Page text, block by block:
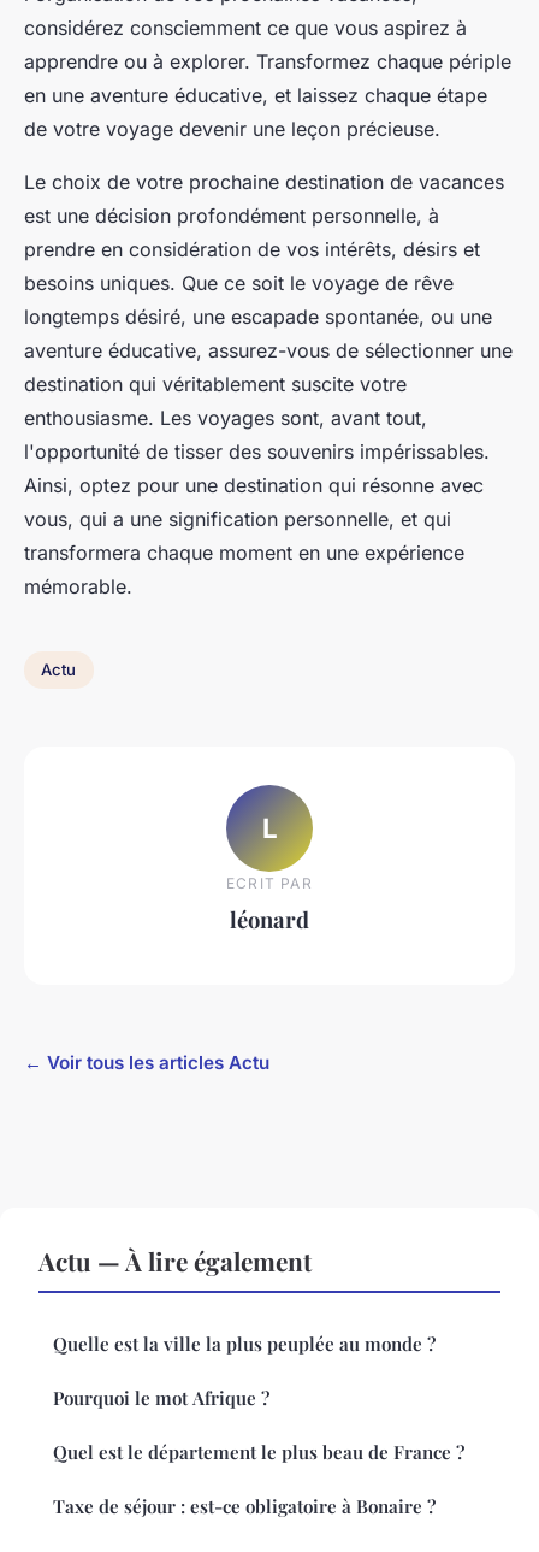
considérez consciemment ce que vous aspirez à
apprendre ou à explorer. Transformez chaque périple
en une aventure éducative, et laissez chaque étape
de votre voyage devenir une leçon précieuse.
Le choix de votre prochaine destination de vacances
est une décision profondément personnelle, à
prendre en considération de vos intérêts, désirs et
besoins uniques. Que ce soit le voyage de rêve
longtemps désiré, une escapade spontanée, ou une
aventure éducative, assurez-vous de sélectionner une
destination qui véritablement suscite votre
enthousiasme. Les voyages sont, avant tout,
l'opportunité de tisser des souvenirs impérissables.
Ainsi, optez pour une destination qui résonne avec
vous, qui a une signification personnelle, et qui
transformera chaque moment en une expérience
mémorable.
Actu
L
ECRIT PAR
léonard
← Voir tous les articles Actu
Actu — À lire également
Quelle est la ville la plus peuplée au monde ?
Pourquoi le mot Afrique ?
Quel est le département le plus beau de France ?
Taxe de séjour : est-ce obligatoire à Bonaire ?